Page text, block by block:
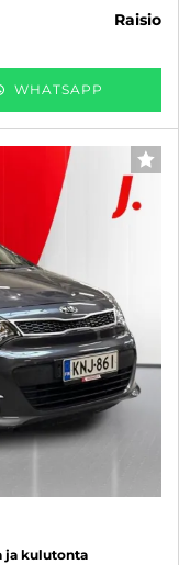
raisio
WHATSAPP
ja kulutonta